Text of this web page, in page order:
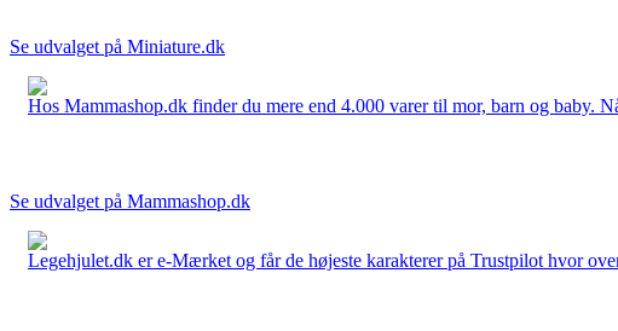
Se udvalget på Miniature.dk
Hos Mammashop.dk finder du mere end 4.000 varer til mor, barn og baby.
Se udvalget på Mammashop.dk
Legehjulet.dk er e-Mærket og får de højeste karakterer på Trustpilot hvor